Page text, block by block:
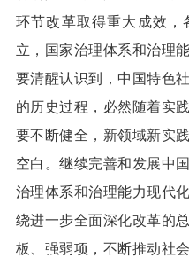
环节改革取得重大成效，
立，国家治理体系和治理
要清醒认识到，中国特色
的历史过程，必然随着实
要不断健全，新领域新实
空白。继续完善和发展中
治理体系和治理能力现代
绕进一步全面深化改革的
板、强弱项，不断推动社